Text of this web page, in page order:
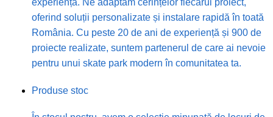
experiență. Ne adaptăm cerințelor fiecărui proiect,
oferind soluții personalizate și instalare rapidă în toată
România. Cu peste 20 de ani de experiență și 900 de
proiecte realizate, suntem partenerul de care ai nevoie
pentru unui skate park modern în comunitatea ta.
Produse stoc